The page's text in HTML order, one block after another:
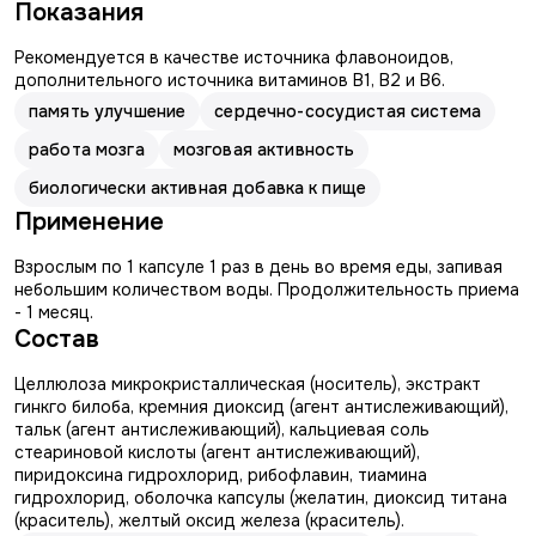
Показания
Рекомендуется в качестве источника флавоноидов,
дополнительного источника витаминов В1, В2 и В6.
память улучшение
сердечно-сосудистая система
работа мозга
мозговая активность
биологически активная добавка к пище
Применение
Взрослым по 1 капсуле 1 раз в день во время еды, запивая
небольшим количеством воды. Продолжительность приема
- 1 месяц.
Состав
Целлюлоза микрокристаллическая (носитель), экстракт
гинкго билоба, кремния диоксид (агент антислеживающий),
тальк (агент антислеживающий), кальциевая соль
стеариновой кислоты (агент антислеживающий),
пиридоксина гидрохлорид, рибофлавин, тиамина
гидрохлорид, оболочка капсулы (желатин, диоксид титана
(краситель), желтый оксид железа (краситель).